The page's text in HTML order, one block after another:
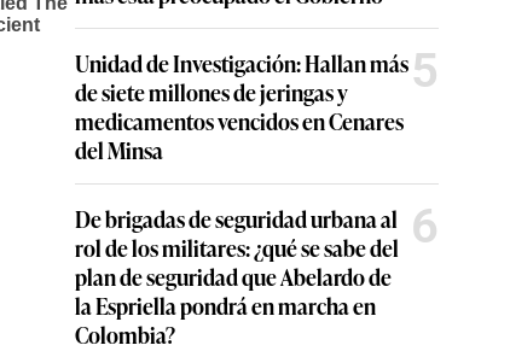
Unidad de Investigación: Hallan más
de siete millones de jeringas y
medicamentos vencidos en Cenares
del Minsa
5
De brigadas de seguridad urbana al
rol de los militares: ¿qué se sabe del
plan de seguridad que Abelardo de
la Espriella pondrá en marcha en
Colombia?
6